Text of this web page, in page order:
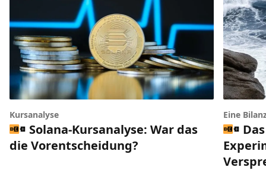
Kursanalyse
Solana-Kursanalyse: War das
die Vorentscheidung?
Eine